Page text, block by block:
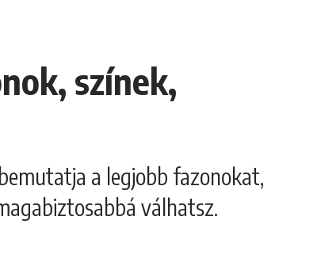
színek,
a legjobb fazonokat,
válhatsz.